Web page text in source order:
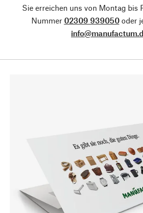
Sie erreichen uns von Montag bis
Nummer 02309 939050oder